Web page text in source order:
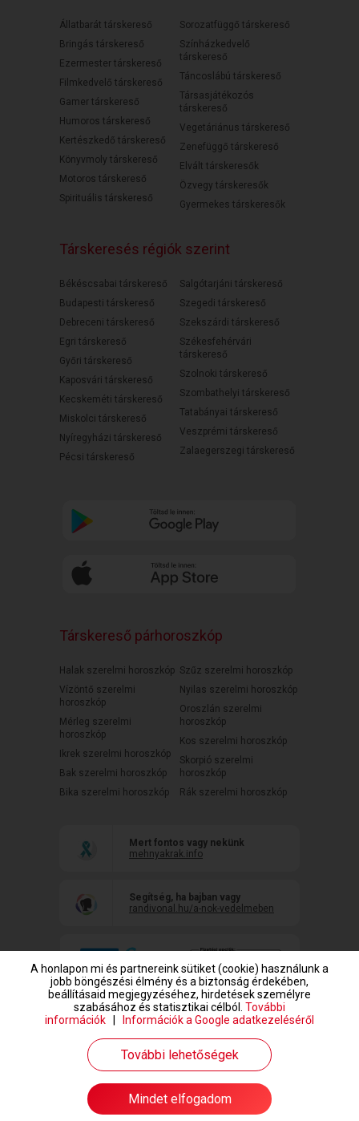
Állatbarát társkereső
Bringás társkereső
Ezermester társkereső
Filmkedvelő társkereső
Gamer társkereső
Humoros társkereső
Kertészkedő társkereső
Könyvmoly társkereső
Motoros társkereső
Spirituális társkereső
Sorozatfüggő társkereső
Színházkedvelő
társkereső
Táncoslábú társkereső
Társasjátékozós
társkereső
Vegetáriánus társkereső
Zenefüggő társkereső
Elvált társkeresők
Özvegy társkeresők
Gyermekes társkeresők
Társkeresés régiók szerint
Békéscsabai társkereső
Budapesti társkereső
Debreceni társkereső
Egri társkereső
Győri társkereső
Kaposvári társkereső
Kecskeméti társkereső
Miskolci társkereső
Nyíregyházi társkereső
Pécsi társkereső
Salgótarjáni társkereső
Szegedi társkereső
Szekszárdi társkereső
Székesfehérvári
társkereső
Szolnoki társkereső
Szombathelyi társkereső
Tatabányai társkereső
Veszprémi társkereső
Zalaegerszegi társkereső
Társkereső párhoroszkóp
Halak szerelmi horoszkóp
Vízöntő szerelmi
horoszkóp
Mérleg szerelmi
horoszkóp
Ikrek szerelmi horoszkóp
Bak szerelmi horoszkóp
Bika szerelmi horoszkóp
Szűz szerelmi horoszkóp
Nyilas szerelmi horoszkóp
Oroszlán szerelmi
horoszkóp
Kos szerelmi horoszkóp
Skorpió szerelmi
horoszkóp
Rák szerelmi horoszkóp
Mert fontos vagy nekünk
mehnyakrak.info
Segítség, ha bajban vagy
randivonal.hu/a-nok-vedelmeben
www.randivonal.hu © Copyright 1999-2026 Dating Central Europe Zrt.
A honlapon mi és partnereink sütiket (cookie) használunk a
jobb böngészési élmény és a biztonság érdekében,
beállításaid megjegyzéséhez, hirdetések személyre
szabásához és statisztikai célból. További
információk
Információk a Google adatkezeléséről
További lehetőségek
Mindet elfogadom